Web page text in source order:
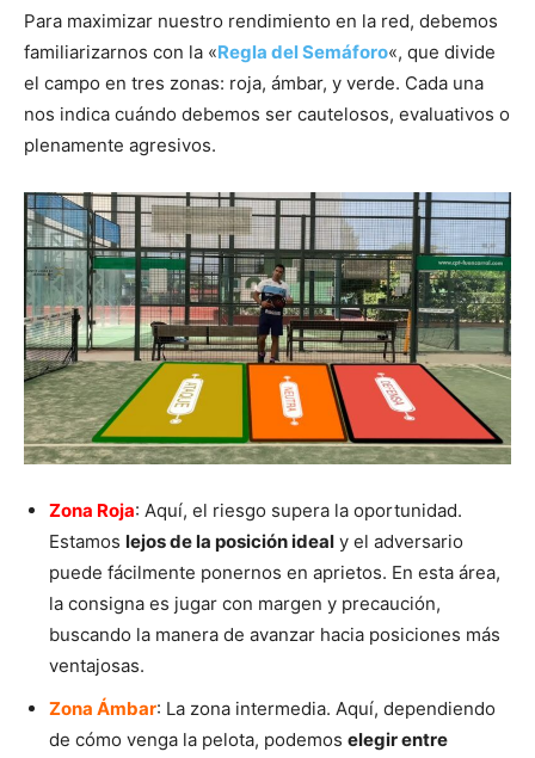
Para maximizar nuestro rendimiento en la red, debemos
familiarizarnos con la «Regla del Semáforo«, que divide
el campo en tres zonas: roja, ámbar, y verde. Cada una
nos indica cuándo debemos ser cautelosos, evaluativos o
plenamente agresivos.
Zona Roja: Aquí, el riesgo supera la oportunidad.
Estamos lejos de la posición ideal y el adversario
puede fácilmente ponernos en aprietos. En esta área,
la consigna es jugar con margen y precaución,
buscando la manera de avanzar hacia posiciones más
ventajosas.
Zona Ámbar: La zona intermedia. Aquí, dependiendo
de cómo venga la pelota, podemos elegir entre